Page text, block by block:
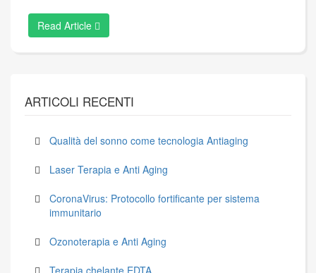
Read Article
ARTICOLI RECENTI
Qualità del sonno come tecnologia Antiaging
Laser Terapia e Anti Aging
CoronaVirus: Protocollo fortificante per sistema
immunitario
Ozonoterapia e Anti Aging
Terapia chelante EDTA